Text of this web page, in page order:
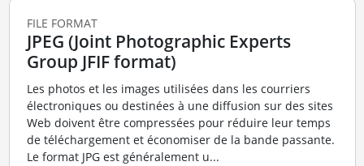
FILE FORMAT
JPEG (Joint Photographic Experts
Group JFIF format)
Les photos et les images utilisées dans les courriers
électroniques ou destinées à une diffusion sur des sites
Web doivent être compressées pour réduire leur temps
de téléchargement et économiser de la bande passante.
Le format JPG est généralement u...